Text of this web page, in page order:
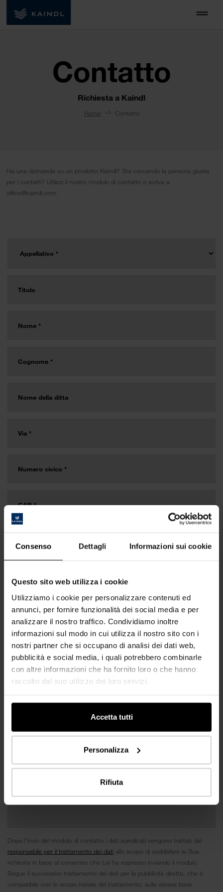
Consenso Dettagli Informazioni sui cookie
Questo sito web utilizza i cookie
Utilizziamo i cookie per personalizzare contenuti ed
annunci, per fornire funzionalità dei social media e per
analizzare il nostro traffico. Condividiamo inoltre
informazioni sul modo in cui utilizza il nostro sito con i
nostri partner che si occupano di analisi dei dati web,
pubblicità e social media, i quali potrebbero combinarle
con altre informazioni che ha fornito loro o che hanno
raccolto dal suo utilizzo dei loro servizi.
Accetta tutti
Personalizza
Rifiuta
Contatto
Richiesta a Kaindl
Home Contatto
Ha una domanda su un prodotto Kaindl? Sta cercando la persona giusta
per i contatti? Utilizzi il nostro modulo di contatto o scriva a
office@kaindl.com.
Dopo l’invio del modulo di contatto i dati suindicati vengono trattati dal
responsabile per il trattamento dei dati allo scopo di soddisfare la Sua
richiesta in base al consenso che Lei ha espresso inviando il modulo.
Segue il successivo trattamento dei dati per la pubblicità diretta, che è
compatibile con lo scopo iniziale del trattamento, sulla stessa base